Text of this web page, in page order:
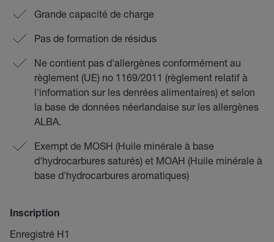
Grande capacité de charge
Pas de formation de résidus
Ne contient pas d'allergènes conformément au
règlement (UE) no 1169/2011 (règlement relatif à
l'information sur les denrées alimentaires) et selon
la base de données néerlandaise sur les allergènes
ALBA.
Exempt de MOSH (Huile minérale à base
d'hydrocarbures saturés) et MOAH (Huile minérale à
base d'hydrocarbures aromatiques)
Inscription
Enregistré H1